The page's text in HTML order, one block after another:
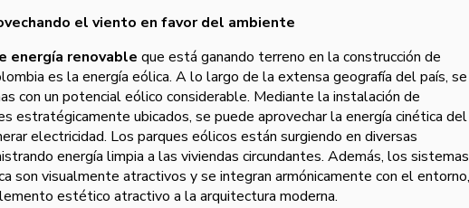
el viento en favor del ambiente
energía renovable que está ganando terreno en la construcción de
es la energía eólica. A lo largo de la extensa geografía del país, se
con un potencial eólico considerable. Mediante la instalación de
estratégicamente ubicados, se puede aprovechar la energía cinética del
electricidad. Los parques eólicos están surgiendo en diversas
energía limpia a las viviendas circundantes. Además, los sistemas
son visualmente atractivos y se integran armónicamente con el entorno,
estético atractivo a la arquitectura moderna.